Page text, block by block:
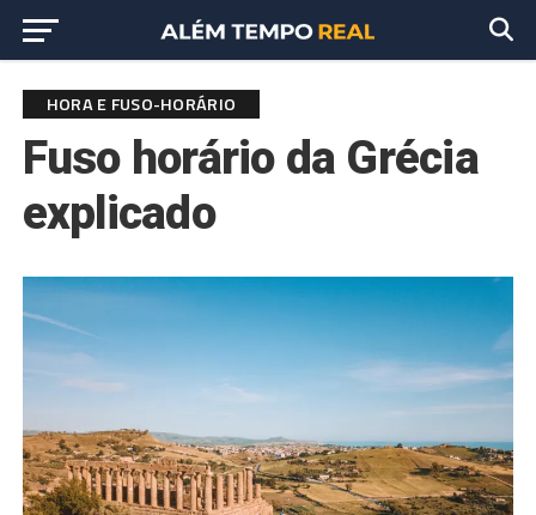
HORA E FUSO-HORÁRIO
Fuso horário da Grécia
explicado